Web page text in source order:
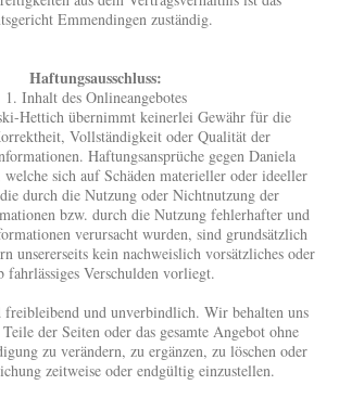
Emmendingen zuständig.
Haftungsausschluss:
1. Inhalt des Onlineangebotes
Hettich übernimmt keinerlei Gewähr für die
Vollständigkeit oder Qualität der
Haftungsansprüche gegen Daniela
sich auf Schäden materieller oder ideeller
durch die Nutzung oder Nichtnutzung der
bzw. durch die Nutzung fehlerhafter und
verursacht wurden, sind grundsätzlich
unsererseits kein nachweislich vorsätzliches oder
fahrlässiges Verschulden vorliegt.
und unverbindlich. Wir behalten uns
der Seiten oder das gesamte Angebot ohne
zu verändern, zu ergänzen, zu löschen oder
zeitweise oder endgültig einzustellen.